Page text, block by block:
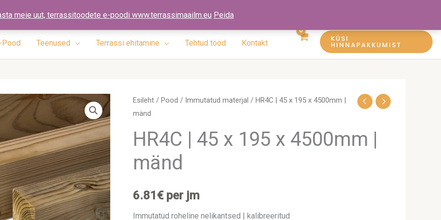
meie uut, terrassitoodete e-poodi www.terrassimaailm.eu Peida
Pood Teenused Terrassi ehitamine Tehtud tööd Kontakt KÜSI
HINNAPAKKUMIST
Esileht/ Pood / Immutatud materjal / HR4C | 45 x 195 x 4500mm |
mänd
HR4C | 45 x 195 x 4500mm |
mänd
6.81€per jm
Immutatud roheline nelikantsed | kalibreeritud
HR4C
|
195
x
|
mänd